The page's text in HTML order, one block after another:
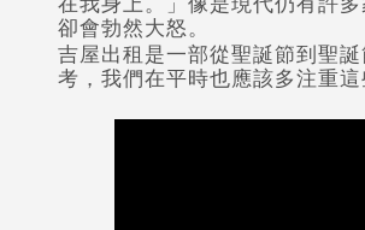
卻會勃然大怒。
吉屋出租是一部從聖誕節到聖
考，我們在平時也應該多注重這